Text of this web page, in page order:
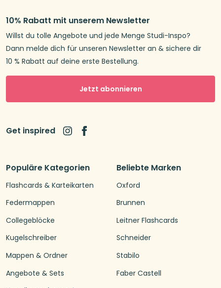
Populäre Kategorien
Flashcards & Karteikarten
Federmappen
Collegeblöcke
Kugelschreiber
Mappen & Ordner
Angebote & Sets
Beliebte Marken
Oxford
Brunnen
Leitner Flashcards
Schneider
Stabilo
Faber Castell
10% Rabatt mit unserem Newsletter
Willst du tolle Angebote und jede Menge Studi-Inspo?
Dann melde dich für unseren Newsletter an & sichere dir
10 % Rabatt auf deine erste Bestellung.
Jetzt abonnieren
Get inspired